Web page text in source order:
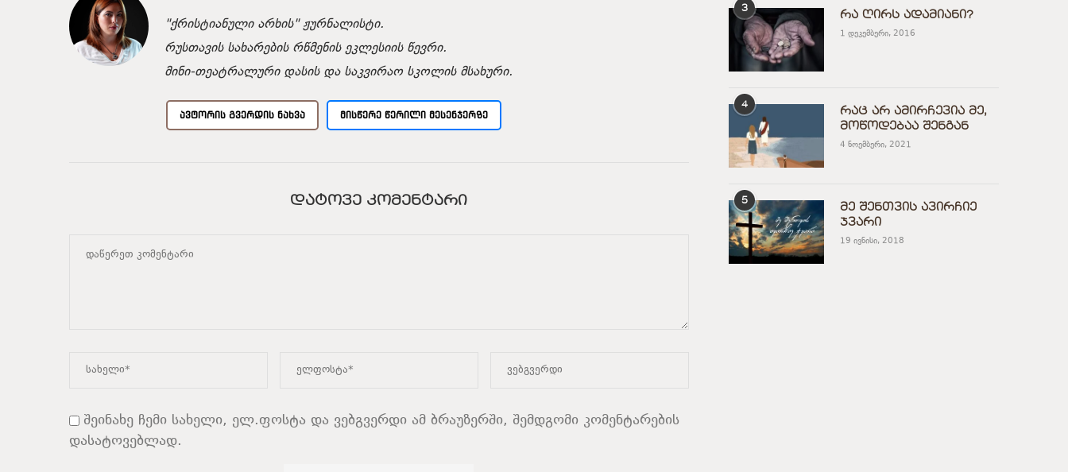
"ქრისტიანული არხის" ჟურნალისტი.
რუსთავის სახარების რწმენის ეკლესიის წევრი.
მინი-თეატრალური დასის და საკვირაო სკოლის მსახური.
ᲐᲕᲢᲝᲠᲘᲡ ᲒᲕᲔᲠᲓᲘᲡ ᲜᲐᲮᲕᲐ ᲛᲘᲡᲬᲔᲠᲔ ᲬᲔᲠᲘᲚᲘ ᲛᲔᲡᲔᲜᲯᲔᲠᲖᲔ
ᲓᲐᲢᲝᲕᲔ ᲙᲝᲛᲔᲜᲢᲐᲠᲘ
შეინახე ჩემი სახელი, ელ.ფოსტა და ვებგვერდი ამ ბრაუზერში, შემდგომი კომენტარების
დასატოვებლად.
3
რა ღირს ადამიანი?
1 დეკემბერი, 2016
4
რაც არ ამირჩევია მე,
მოწოდებაა შენგან
4 ნოემბერი, 2021
5
მე შენთვის ავირჩიე
ჯვარი
19 ივნისი, 2018